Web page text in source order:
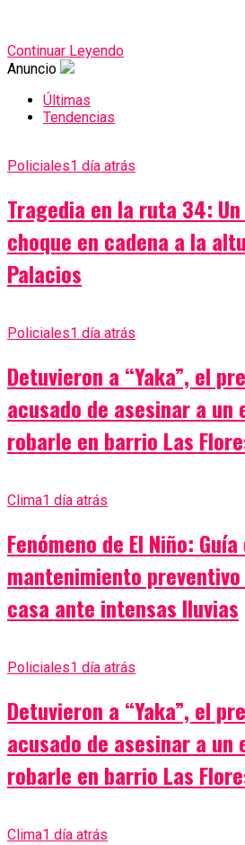
Continuar Leyendo
Anuncio
Últimas
Tendencias
Policiales1 día atrás
Tragedia en la ruta 34:
choque en cadena a la
Palacios
Policiales1 día atrás
Detuvieron a “Yaka”, el
acusado de asesinar a
robarle en barrio Las
Clima1 día atrás
Fenómeno de El Niño:
mantenimiento
casa ante intensas lluvias
Policiales1 día atrás
Detuvieron a “Yaka”, el
acusado de asesinar a
robarle en barrio Las
Clima1 día atrás